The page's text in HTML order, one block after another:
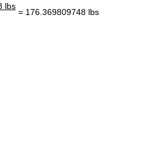
lbs
= 176.369809748 lbs